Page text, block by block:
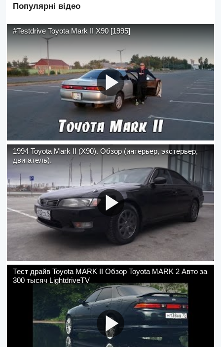
Популярні відео
#Testdrive Toyota Mark II X90 [1995]
1994 Toyota Mark II (X90). Обзор (интерьер, экстерьер,
двигатель).
Тест драйв Toyota MARK II Обзор Toyota MARK 2 Авто за
300 тысяч LightdriveTV